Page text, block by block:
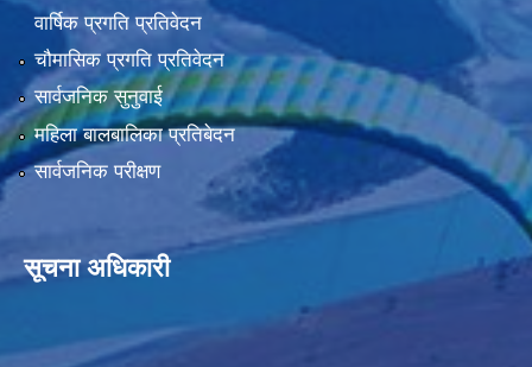
वार्षिक प्रगति प्रतिवेदन
चौमासिक प्रगति प्रतिवेदन
सार्वजनिक सुनुवाई
महिला बालबालिका प्रतिबेदन
सार्वजनिक परीक्षण
सूचना अधिकारी